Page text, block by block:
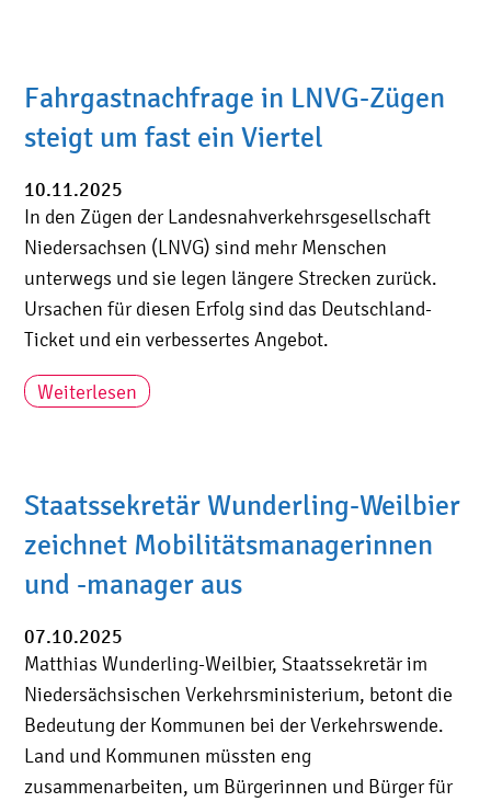
Fahrgastnachfrage in LNVG-Zügen
steigt um fast ein Viertel
10.11.2025
In den Zügen der Landesnahverkehrsgesellschaft
Niedersachsen (LNVG) sind mehr Menschen
unterwegs und sie legen längere Strecken zurück.
Ursachen für diesen Erfolg sind das Deutschland-
Ticket und ein verbessertes Angebot.
Weiterlesen
Staatssekretär Wunderling-Weilbier
zeichnet Mobilitätsmanagerinnen
und -manager aus
07.10.2025
Matthias Wunderling-Weilbier, Staatssekretär im
Niedersächsischen Verkehrsministerium, betont die
Bedeutung der Kommunen bei der Verkehrswende.
Land und Kommunen müssten eng
zusammenarbeiten, um Bürgerinnen und Bürger für